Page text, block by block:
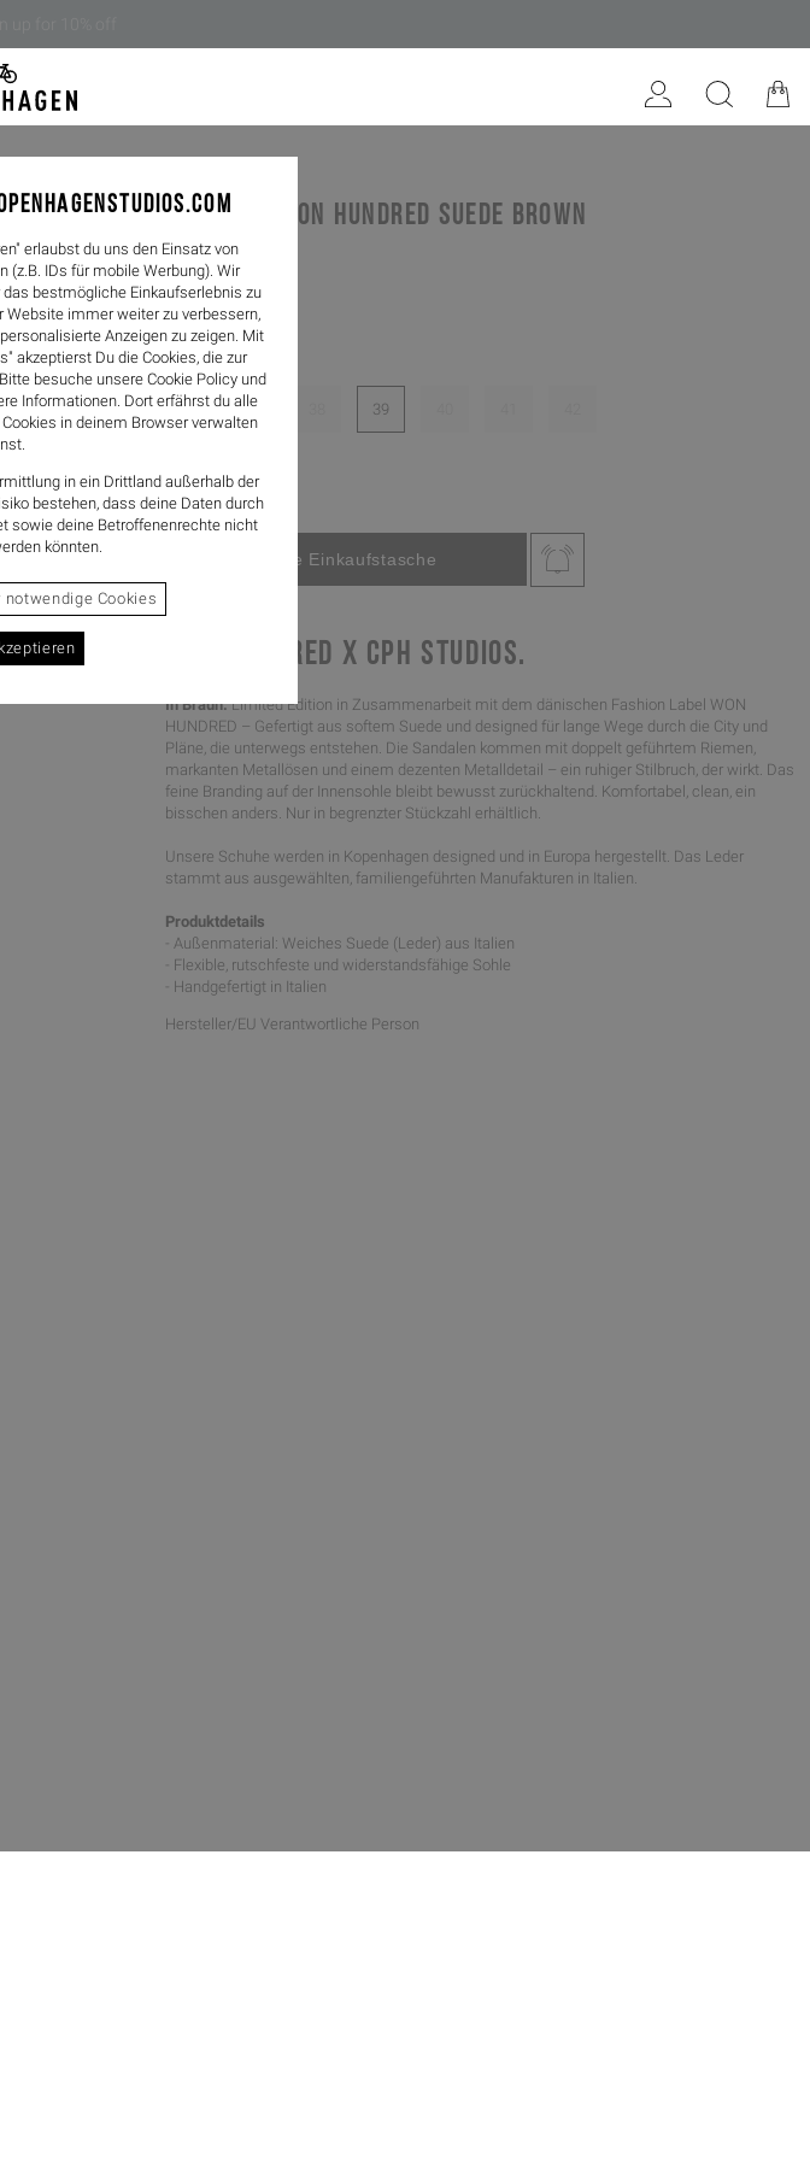
erlaubst du uns den Einsatz von
(z.B. IDs für mobile Werbung). Wir
bestmögliche Einkaufserlebnis zu
Website immer weiter zu verbessern,
Anzeigen zu zeigen. Mit
akzeptierst Du die Cookies, die zur
besuche unsere Cookie Policy und
Informationen. Dort erfährst du alle
in deinem Browser verwalten
in ein Drittland außerhalb der
bestehen, dass deine Daten durch
sowie deine Betroffenenrechte nicht
könnten.
notwendige Cookies
CPH701 x Won Hundred suede brown
199,90€
Farbe -
Größen
36 37 39
Größentabelle
WON HUNDRED X CPH STUDIOS.
In Braun.Limited Edition in Zusammenarbeit mit dem dänischen Fashion Label WON
HUNDRED – Gefertigt aus softem Suede und designed für lange Wege durch die City und
Pläne, die unterwegs entstehen. Die Sandalen kommen mit doppelt geführtem Riemen,
markanten Metallösen und einem dezenten Metalldetail – ein ruhiger Stilbruch, der wirkt. Das
feine Branding auf der Innensohle bleibt bewusst zurückhaltend. Komfortabel, clean, ein
bisschen anders. Nur in begrenzter Stückzahl erhältlich.
Unsere Schuhe werden in Kopenhagen designed und in Europa hergestellt. Das Leder
stammt aus ausgewählten, familiengeführten Manufakturen in Italien.
Produktdetails
- Außenmaterial: Weiches Suede (Leder) aus Italien
- Flexible, rutschfeste und widerstandsfähige Sohle
- Handgefertigt in Italien
Hersteller/EU Verantwortliche Person